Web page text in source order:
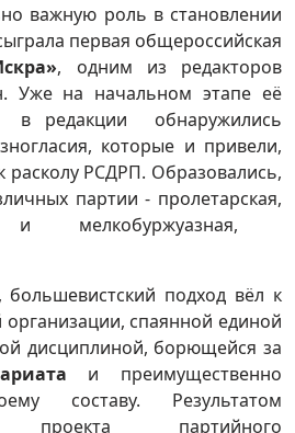
роль в становлении
первая общероссийская
, одним из редакторов
Уже на начальном этапе её
редакции обнаружились
которые и привели,
расколу РСДРП. Образовались,
партии - пролетарская,
мелкобуржуазная,
подход вёл к
спаянной единой
дисциплиной, борющейся за
и преимущественно
составу. Результатом
проекта партийного